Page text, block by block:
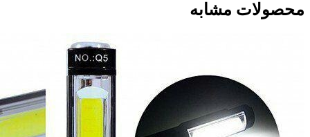
محصولات مشابه